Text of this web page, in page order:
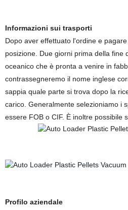
Informazioni sui trasporti
Dopo aver effettuato l'ordine e
posizione. Due giorni prima della
oceanico che è pronta a venire in
contrassegneremo il nome inglese
sappia quale parte si trova dopo la
carico. Generalmente selezioniamo i
essere FOB o CIF. È inoltre possibile
Profilo aziendale